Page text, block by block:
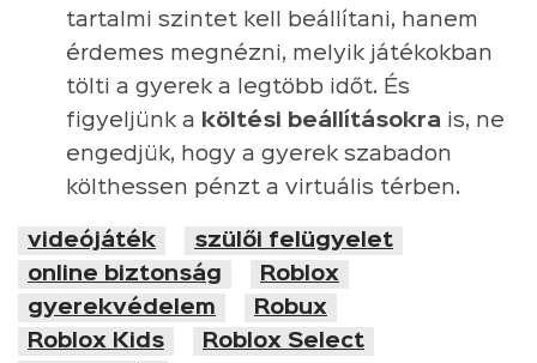
tartalmi szintet kell beállítani, hanem
érdemes megnézni, melyik játékokban
tölti a gyerek a legtöbb időt. És
figyeljünk a
költési beállításokra is, ne
engedjük, hogy a gyerek szabadon
költhessen pénzt a virtuális térben.
videójáték
szülői felügyelet
online biztonság
Roblox
gyerekvédelem
Robux
Roblox Kids
Roblox Select